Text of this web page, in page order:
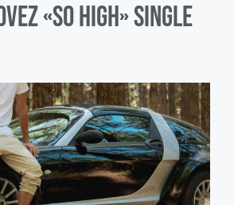
«So High» Single